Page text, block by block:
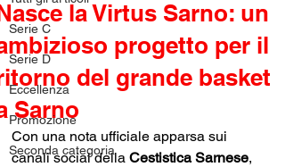
Serie C
Serie D
Eccellenza
Promozione
Seconda categoria
la Virtus Sarno: un
progetto per il
del grande basket
Sarno
Con una nota ufficiale apparsa sui
canali social della Cestistica Sarnese,